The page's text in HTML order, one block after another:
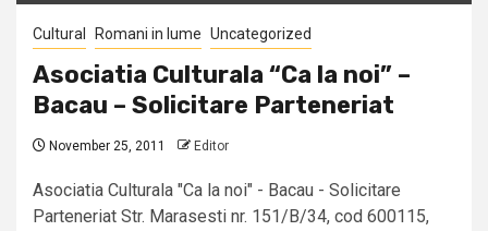
Cultural Romani in lume Uncategorized
Asociatia Culturala “Ca la noi” –
Bacau – Solicitare Parteneriat
November 25, 2011 Editor
Asociatia Culturala "Ca la noi" - Bacau - Solicitare
Parteneriat Str. Marasesti nr. 151/B/34, cod 600115,